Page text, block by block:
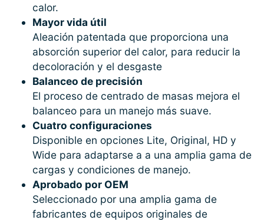
calor.
Mayor vida útil
Aleación patentada que proporciona una
absorción superior del calor, para reducir la
decoloración y el desgaste
Balanceo de precisión
El proceso de centrado de masas mejora el
balanceo para un manejo más suave.
Cuatro configuraciones
Disponible en opciones Lite, Original, HD y
Wide para adaptarse a a una amplia gama de
cargas y condiciones de manejo.
Aprobado por OEM
Seleccionado por una amplia gama de
fabricantes de equipos originales de